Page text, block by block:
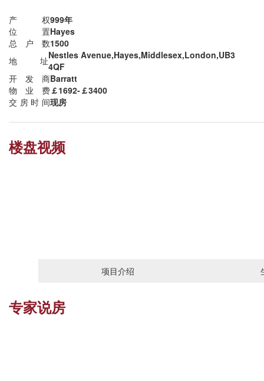
产权999年
位置Hayes
总户数1500
地址Nestles Avenue,Hayes,Middlesex,London,UB3
4QF
开发商Barratt
物业费￡1692-￡3400
交房时间现房
楼盘视频
项目介绍
专家说房